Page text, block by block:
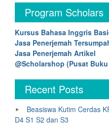
Program Scholars
Kursus Bahasa Inggris
Jasa Penerjemah
Jasa Penerjemah Artikel
@Scholarshop (Pusat
Recent Posts
Beasiswa Kutim Cerdas
D4 S1 S2 dan S3